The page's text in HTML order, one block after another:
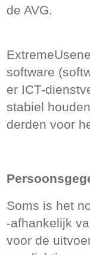
de AVG.
software
er ICT-
stabiel
derden voor
Soms is het
-afhankelijk
voor de